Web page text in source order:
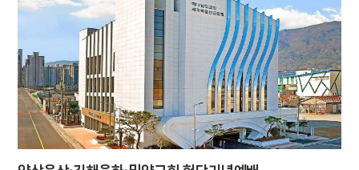
주미 콩고민주공화국 대사는 “공동의 목표를 가진 사람들이 함께할 때 더 큰
영향력을 발휘할 수 있다”며 지속적인 연대를 기대했다. 하워드대학교 네아
말로 조교수와 존스홉킨스대학교 애나 브라우엘 강사는 각각 지속가능한
건축, 에너지·기후 정책을 주제로 여러 실천 방안을 구체적으로 짚었다. 하루
전인 8일에는 미 서부 캘리포니아주 웨스트민스터 로즈센터극장에서 ‘제7회
ASEZ WAO 환경콘서트’가 개최되어 눈길을…